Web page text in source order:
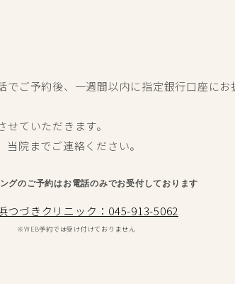
ご予約後、一週間以内に指定銀行口座に
ていただきます。
院までご連絡ください。
グのご予約はお電話のみでお受付しております
つづきクリニック：045-913-5062
※WEB予約では受け付けておりません